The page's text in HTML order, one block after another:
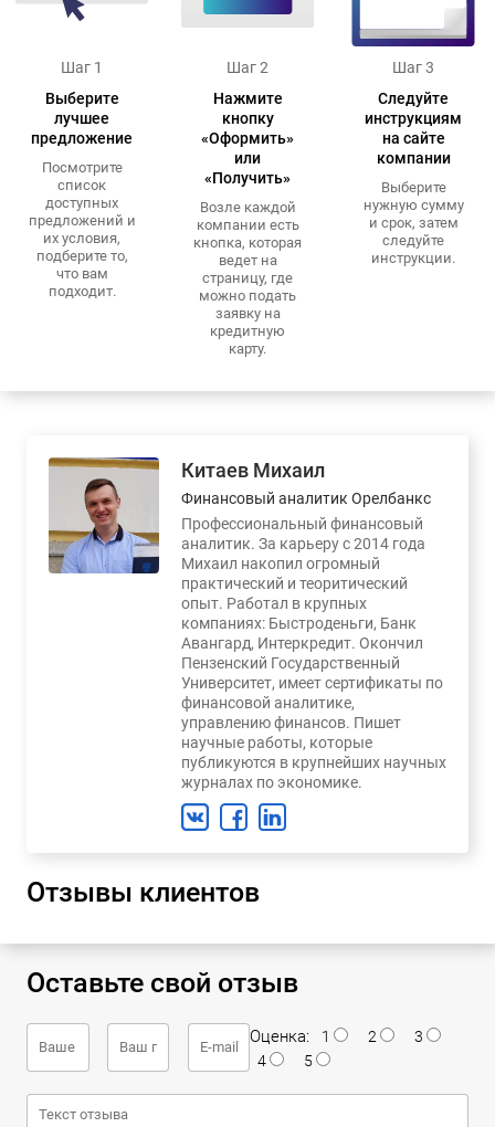
Шаг 1
Выберите
лучшее
предложение
Посмотрите
список
доступных
предложений и
их условия,
подберите то,
что вам
подходит.
Шаг 2
Нажмите
кнопку
«Оформить»
или
«Получить»
Возле каждой
компании есть
кнопка, которая
ведет на
страницу, где
можно подать
заявку на
кредитную
карту.
Шаг 3
Следуйте
инструкциям
на сайте
компании
Выберите
нужную сумму
и срок, затем
следуйте
инструкции.
Китаев Михаил
Финансовый аналитик Орелбанкс
Профессиональный финансовый
аналитик. За карьеру с 2014 года
Михаил накопил огромный
практический и теоритический
опыт. Работал в крупных
компаниях: Быстроденьги, Банк
Авангард, Интеркредит. Окончил
Пензенский Государственный
Университет, имеет сертификаты по
финансовой аналитике,
управлению финансов. Пишет
научные работы, которые
публикуются в крупнейших научных
журналах по экономике.
Отзывы клиентов
Оставьте свой отзыв
Оценка: 1 2
3
4
5